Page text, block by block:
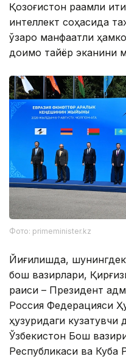
Қозоғистон рақамли
интеллект соҳасида
ўзаро манфаатли
доимо тайёр эканини
Фото: primeminister.kz
Йиғилишда,
бош вазирлари,
раиси – Президент
Россия Федерацияси
ҳузуридаги кузатувчи
Ўзбекистон Бош
Республикаси ва Куба